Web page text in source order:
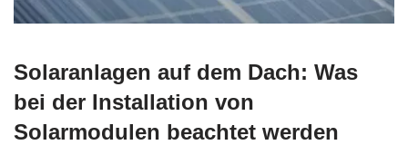
Solaranlagen auf dem Dach: Was
bei der Installation von
Solarmodulen beachtet werden